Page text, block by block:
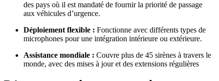
des pays où il est mandaté de fournir la priorité de passage
aux véhicules d’urgence.
Déploiement flexible : Fonctionne avec différents types de
microphones pour une intégration intérieure ou extérieure.
Assistance mondiale : Couvre plus de 45 sirènes à travers le
monde, avec des mises à jour et des extensions régulières